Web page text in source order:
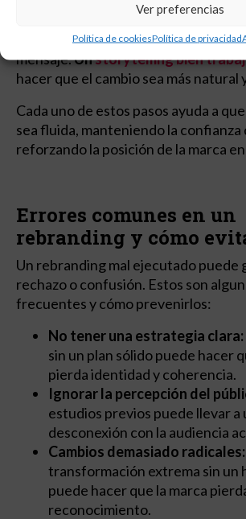
Ver preferencias
Política de cookiesPolítica de privacidad
Si la comunicación de tu marca ya no
audiencia, es momento de redefinir
mensaje.Unstorytelling bien
hacer que el cambio sea más natural
Cada uno de estos pasos ayuda a
sea fluida, manteniendo la confianza
reforzando la posición de la marca
Errores comunes en un
rebranding y cómo
Un rebranding mal ejecutado puede
rechazo o confusión. Estos son
frecuentes y cómo prevenirlos:
No tener una estrategia clara:
sin un plan sólido puede hacer
pierda identidad y coherencia.
Ignorar la percepción del
estudios previos puede llevar a
desconexión con la audiencia
Cambios demasiado radicales:
transformación extrema sin un
puede hacer que la marca
reconocimiento.